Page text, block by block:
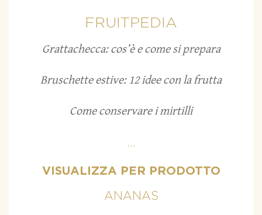
FRUITPEDIA
Grattachecca: cos’è e come si prepara
Bruschette estive: 12 idee con la frutta
Come conservare i mirtilli
...
VISUALIZZA PER PRODOTTO
ANANAS